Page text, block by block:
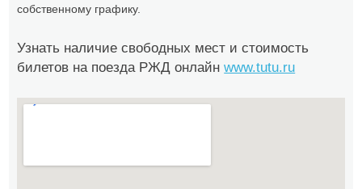
собственному графику.
Узнать наличие свободных мест и стоимость
билетов на поезда РЖД онлайнwww.tutu.ru